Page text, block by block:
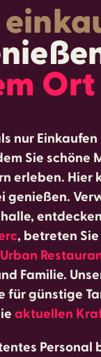
Ort
nur Einkaufen
Sie schöne
erleben. Hier
, betreten
Urban
Familie.
für günstige
aktuellen
Personal